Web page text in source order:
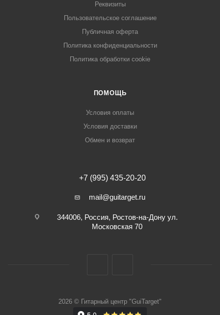
Реквизиты
Пользовательское соглашение
Публичная оферта
Политика конфиденциальности
Политика обработки cookie
ПОМОЩЬ
Условия оплаты
Условия доставки
Обмен и возврат
+7 (995) 435-20-20
mail@guitarget.ru
344006, Россия, Ростов-на-Дону ул.
Московская 70
2026 © Гитарный центр "GuiTarget"